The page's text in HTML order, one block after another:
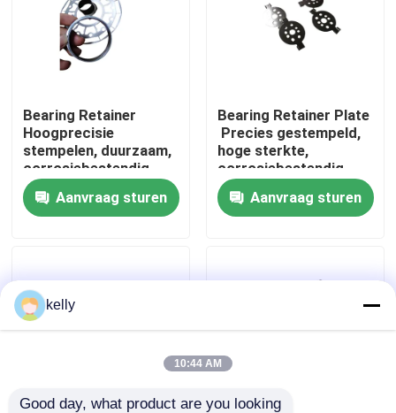
Videos
VR-show
Ongeveer ons
Fabrieksreis
Contacteer ons
Gevallen
Bearing Retainer ️
Hoogprecisie
stempelen, duurzaam,
corrosiebestendig,
aanpasbaar
Aanvraag sturen
Bearing Retainer Plate
️ Precies gestempeld,
hoge sterkte,
corrosiebestendig,
OEM op maat
Aanvraag sturen
kelly
10:44 AM
Good day, what product are you looking